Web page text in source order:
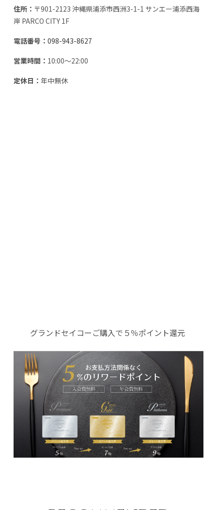
住所： 〒901-2123 沖縄県浦添市西洲3-1-1 サンエー浦添西海
岸 PARCO CITY 1F
電話番号： 098-943-8627
営業時間： 10:00～22:00
定休日： 年中無休
グランドセイコーご購入で５％ポイント還元